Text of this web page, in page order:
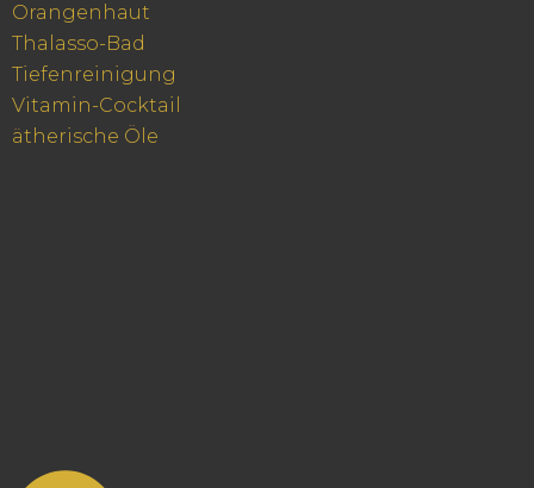
Orangenhaut
Thalasso-Bad
Tiefenreinigung
Vitamin-Cocktail
ätherische Öle